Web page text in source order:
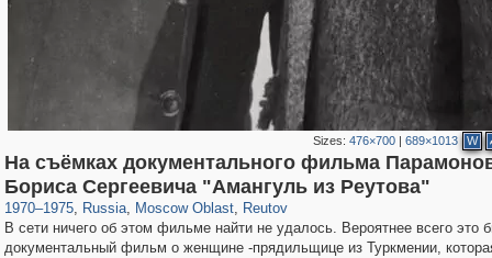
Sizes:476×700 |689×1013 W
На съёмках документального фильма
Бориса Сергеевича "Амангуль из Реутова"
1970–1975, Russia
1,406,257 29,243
, Moscow Oblast
96,319 1,691
, Reutov
3,040 9
В сети ничего об этом фильме найти не удалось. Вероятнее всего это
документальный фильм о женщине -прядильщице из Туркмении,